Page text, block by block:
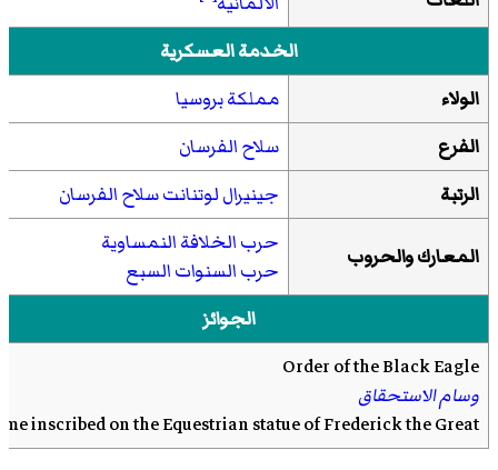
الخدمة العسكرية
الولاء
مملكة بروسيا
الفرع
سلاح الفرسان
الرتبة
جينيرال لوتنانتسلاح الفرسان
المعارك والحروب
حرب الخلافة النمساوية
حرب السنوات السبع
الجوائز
Order of the Black Eagle
وسام الاستحقاق
inscribedon theEquestrian statue of Frederick the Great